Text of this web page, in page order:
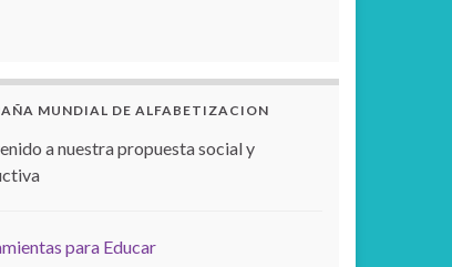
MUNDIAL DE ALFABETIZACION
a nuestra propuesta social y
para Educar